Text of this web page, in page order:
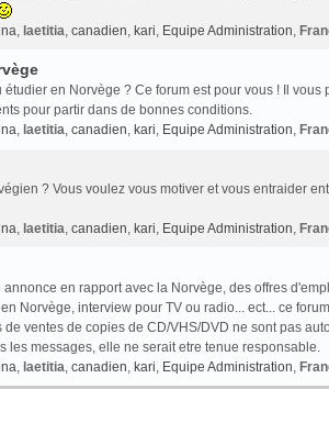
, laetitia, canadien, kari, Equipe Administration,
en Norvège ? Ce forum est pour vous ! Il
pour partir dans de bonnes conditions.
, laetitia, canadien, kari, Equipe Administration,
? Vous voulez vous motiver et vous entraider
, laetitia, canadien, kari, Equipe Administration,
en rapport avec la Norvège, des offres
Norvège, interview pour TV ou radio... ect... ce
ventes de copies de CD/VHS/DVD ne sont pas
les messages, elle ne serait etre tenue responsable.
, laetitia, canadien, kari, Equipe Administration,